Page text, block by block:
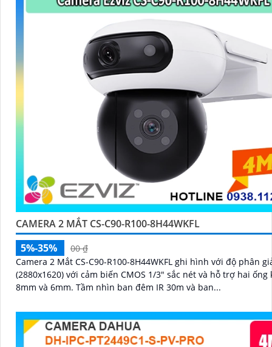
CAMERA 2 MẮT CS-C90-R100-8H44WKFL
5%-35%
00 ₫
Camera 2 Mắt CS-C90-R100-8H44WKFL ghi hình với độ phân
(2880x1620) với cảm biến CMOS 1/3" sắc nét và hỗ trợ hai ống
8mm và 6mm. Tầm nhìn ban đêm IR 30m và ban...